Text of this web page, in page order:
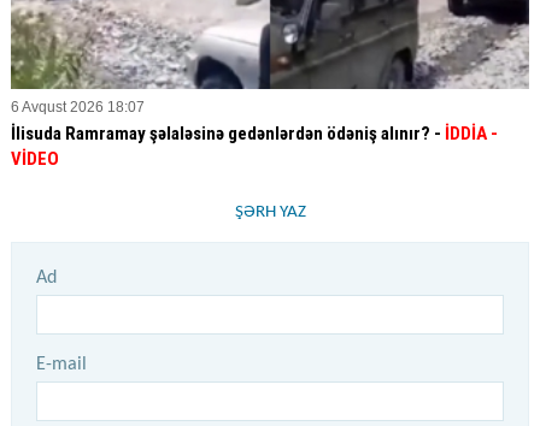
6 Avqust 2026 18:07
İlisuda Ramramay şəlaləsinə gedənlərdən ödəniş alınır? - İDDİA -
VİDEO
ŞƏRH YAZ
Ad
E-mail